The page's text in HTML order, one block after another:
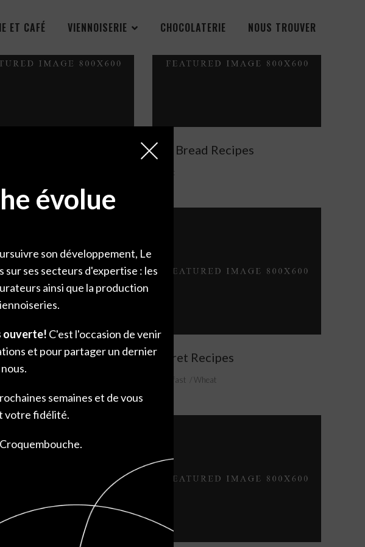
ET CAFÉ VIENNOISERIE CHOCOLATERIE NOUS TROUVER
Top Bread Recipes
Toast Secret Recipes
Breakfast Wheat
évolue
son développement, Le
ses secteurs d'expertise : les
ainsi que la production
ouverte! C'est l'occasion de venir
et pour partager un dernier
semaines et de vous
votre fidélité.